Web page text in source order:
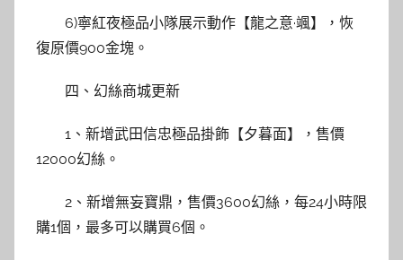
6)寧紅夜極品小隊展示動作【龍之意·颯】，恢
復原價900金塊。
四、幻絲商城更新
1、新增武田信忠極品掛飾【夕暮面】，售價
12000幻絲。
2、新增無妄寶鼎，售價3600幻絲，每24小時限
購1個，最多可以購買6個。